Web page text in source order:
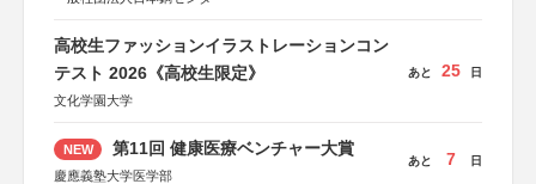
高校生ファッションイラストレーションコン
テスト 2026《高校生限定》
文化学園大学
あと 25 日
NEW 第11回 健康医療ベンチャー大賞
慶應義塾大学医学部
あと 7 日